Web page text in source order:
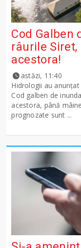
Cod Galben
râurile
acestora!
astăzi, 11:40
Hidrologii au
Cod galben de
acestora, până
prognozate sunt ...